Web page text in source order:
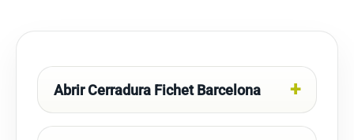
Abrir Cerradura Fichet Barcelona